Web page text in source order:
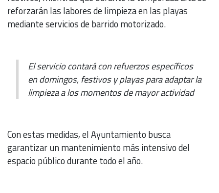
reforzarán las labores de limpieza en las playas
mediante servicios de barrido motorizado.
El servicio contará con refuerzos específicos
en domingos, festivos y playas para adaptar la
limpieza a los momentos de mayor actividad
Con estas medidas, el Ayuntamiento busca
garantizar un mantenimiento más intensivo del
espacio público durante todo el año.